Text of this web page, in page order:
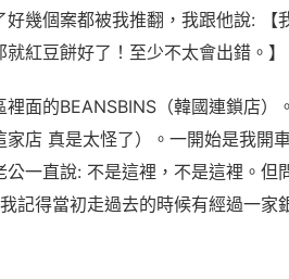
幾個案都被我推翻，我跟他說: 【
紅豆餅好了！至少不太會出錯。】
面的BEANSBINS（韓國連鎖店）
店 真是太怪了）。一開始是我開
一直說: 不是這裡，不是這裡。但
記得當初走過去的時候有經過一家